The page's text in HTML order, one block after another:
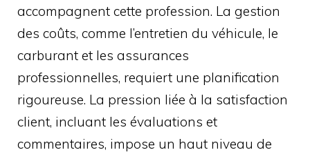
accompagnent cette profession. La gestion
des coûts, comme l’entretien du véhicule, le
carburant et les assurances
professionnelles, requiert une planification
rigoureuse. La pression liée à la satisfaction
client, incluant les évaluations et
commentaires, impose un haut niveau de